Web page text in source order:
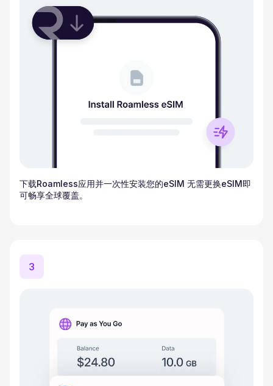
下载Roamless应用并一次性安装您的eSIM 无需更换eSIM即
可畅享全球覆盖。
3